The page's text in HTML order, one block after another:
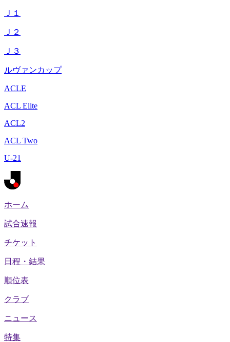
Ｊ１
Ｊ２
Ｊ３
ルヴァンカップ
ACLE
ACL Elite
ACL2
ACL Two
U-21
ホーム
試合速報
チケット
日程・結果
順位表
クラブ
ニュース
特集